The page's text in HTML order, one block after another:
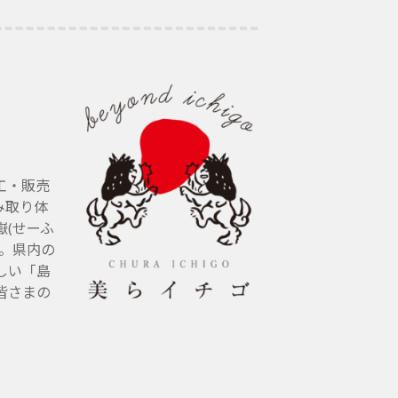
・販売
取り体
(せーふ
県内の
い「島
さまの